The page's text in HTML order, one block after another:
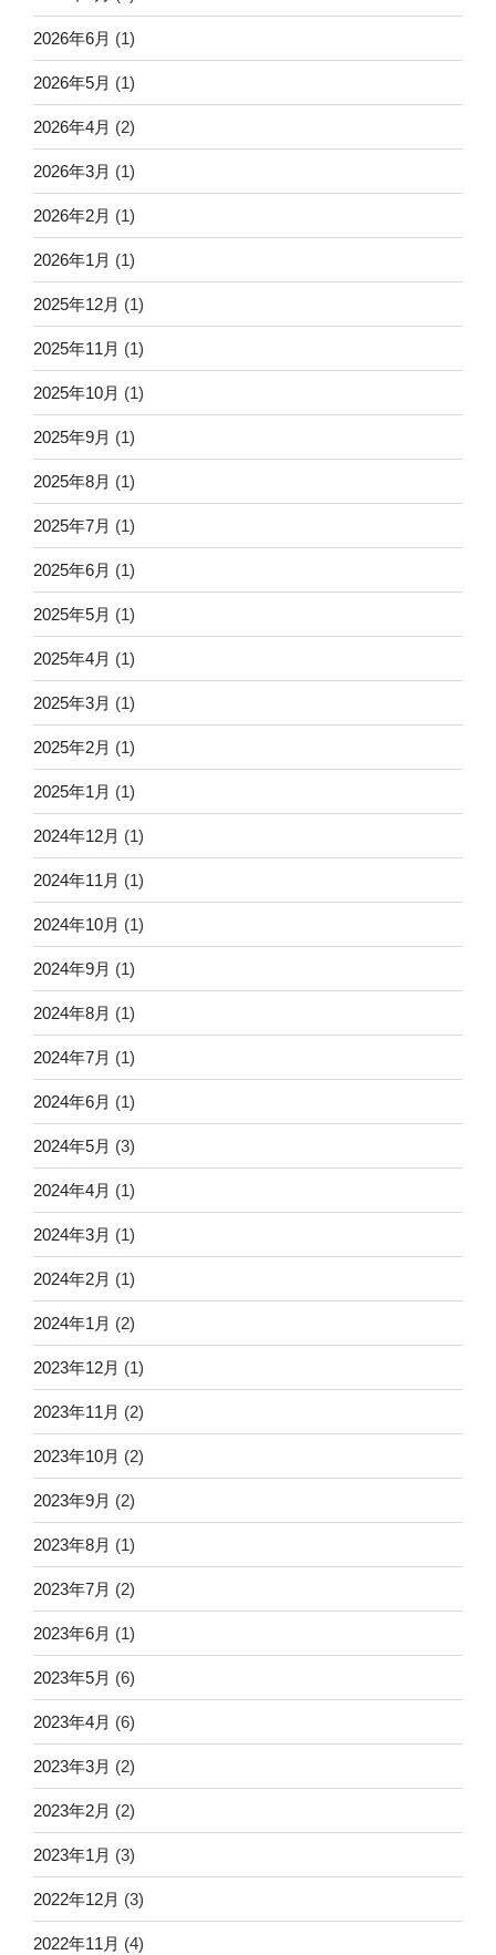
2026年6月 (1)
2026年5月 (1)
2026年4月 (2)
2026年3月 (1)
2026年2月 (1)
2026年1月 (1)
2025年12月 (1)
2025年11月 (1)
2025年10月 (1)
2025年9月 (1)
2025年8月 (1)
2025年7月 (1)
2025年6月 (1)
2025年5月 (1)
2025年4月 (1)
2025年3月 (1)
2025年2月 (1)
2025年1月 (1)
2024年12月 (1)
2024年11月 (1)
2024年10月 (1)
2024年9月 (1)
2024年8月 (1)
2024年7月 (1)
2024年6月 (1)
2024年5月 (3)
2024年4月 (1)
2024年3月 (1)
2024年2月 (1)
2024年1月 (2)
2023年12月 (1)
2023年11月 (2)
2023年10月 (2)
2023年9月 (2)
2023年8月 (1)
2023年7月 (2)
2023年6月 (1)
2023年5月 (6)
2023年4月 (6)
2023年3月 (2)
2023年2月 (2)
2023年1月 (3)
2022年12月 (3)
2022年11月 (4)